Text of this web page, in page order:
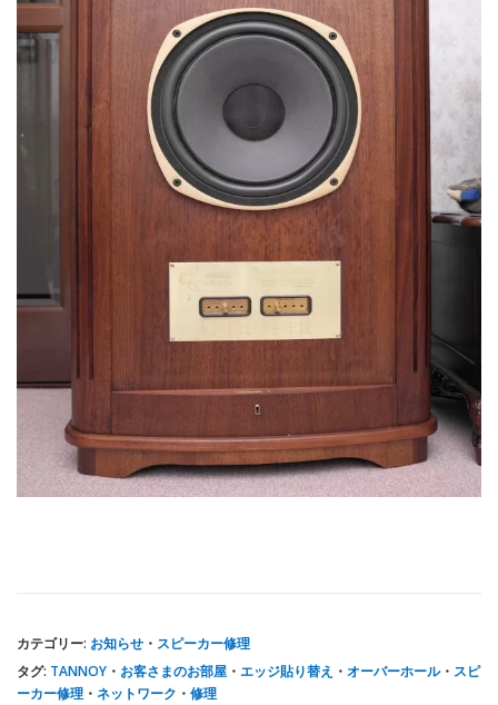
カテゴリー: お知らせ ・ スピーカー修理
タグ: TANNOY ・ お客さまのお部屋 ・ エッジ貼り替え ・ オーバーホール・ スピ
ーカー修理 ・ ネットワーク ・ 修理